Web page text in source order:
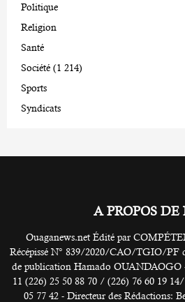
Politique
Religion
Santé
Société (1 214)
Sports
Syndicats
A PROPOS DE
Ouaganews.net Édité par
Récépissé N° 839/2020/CAO/TGIO/PF
de publication Hamado OUANDAOGO
11 (226) 25 50 88 70 / (226) 76 60 19
05 77 42 - Directeur des Rédactions: